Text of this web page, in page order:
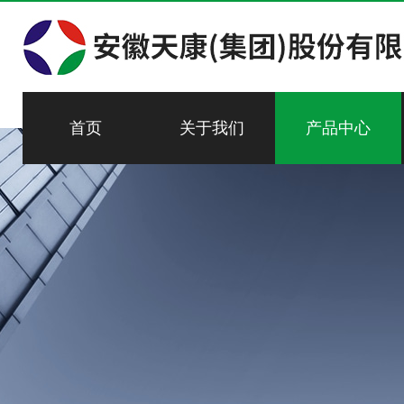
首页 关于我们 产品中心